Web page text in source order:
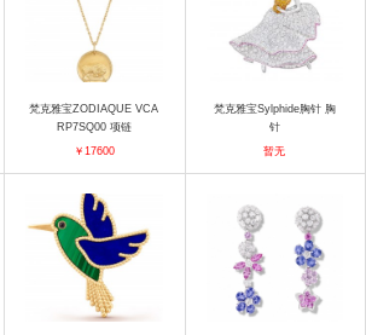
梵克雅宝ZODIAQUE VCA
RP7SQ00 项链
￥17600
梵克雅宝Sylphide胸针 胸
针
暂无